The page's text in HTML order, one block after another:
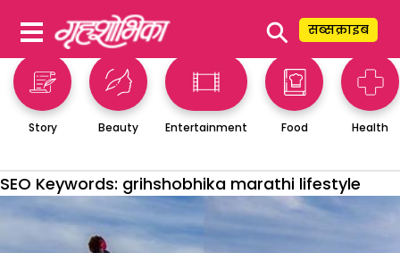
⚲ सब्सक्राइब
Story Beauty Entertainment Food Health
SEO Keywords: grihshobhika marathi lifestyle